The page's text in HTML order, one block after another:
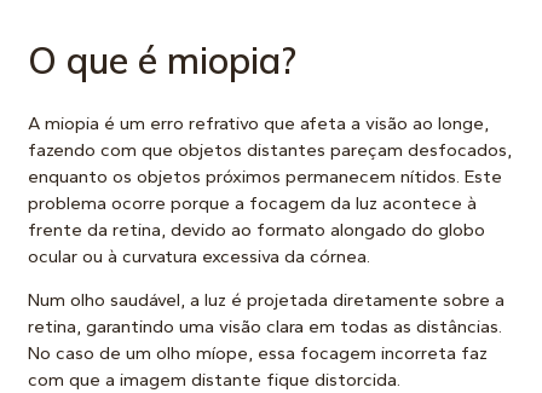
O que é miopia?
A miopia é um erro refrativo que afeta a visão ao longe,
fazendo com que objetos distantes pareçam desfocados,
enquanto os objetos próximos permanecem nítidos. Este
problema ocorre porque a focagem da luz acontece à
frente da retina, devido ao formato alongado do globo
ocular ou à curvatura excessiva da córnea.
Num olho saudável, a luz é projetada diretamente sobre a
retina, garantindo uma visão clara em todas as distâncias.
No caso de um olho míope, essa focagem incorreta faz
com que a imagem distante fique distorcida.